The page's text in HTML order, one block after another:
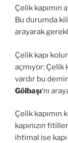
Çelik kapımın
Bu durumda
arayarak
Çelik kapı
açmıyor:
vardır bu
Gölbaşı‘nı
Çelik kapımın
kapınızın
ihtimal ise